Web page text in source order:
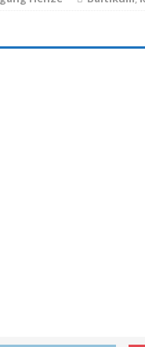
2021 ] „Nordlicht II“